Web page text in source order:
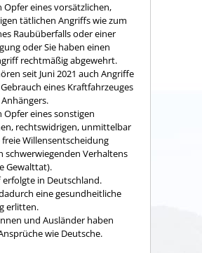
Opfer eines vorsätzlichen,
tätlichen Angriffs wie zum
Raubüberfalls oder einer
oder Sie haben einen
rechtmäßig abgewehrt.
seit Juni 2021 auch Angriffe
eines Kraftfahrzeuges
Opfer eines sonstigen
rechtswidrigen, unmittelbar
Willensentscheidung
schwerwiegenden Verhaltens
Gewalttat).
erfolgte in Deutschland.
eine gesundheitliche
erlitten.
und Ausländer haben
wie Deutsche.